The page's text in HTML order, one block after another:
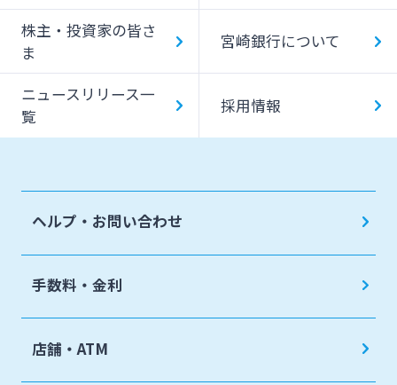
株主・投資家の皆さ
ま
宮崎銀行について
ニュースリリース一
覧
採用情報
ヘルプ・お問い合わせ
手数料・金利
店舗・ATM